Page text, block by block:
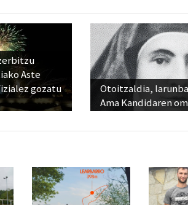
Aste
gozatu
Otoitzaldia,
Ama Kandidaren